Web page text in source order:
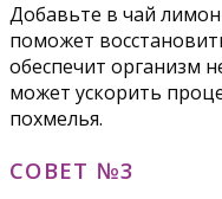
Добавьте в чай
поможет
обеспечит организм
может ускорить
похмелья.
СОВЕТ №3